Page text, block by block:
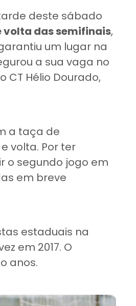
deste sábado
volta das semifinais,
um lugar na
a sua vaga no
CT Hélio Dourado,
a taça de
volta. Por ter
o segundo jogo em
em breve
estaduais na
em 2017. O
anos.